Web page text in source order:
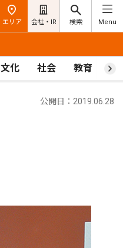
エリア 会社・IR 検索 Menu
文化 社会 教育 ス
公開日：2019.06.28